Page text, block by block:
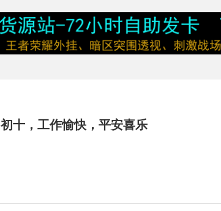
十，工作愉快，平安喜乐